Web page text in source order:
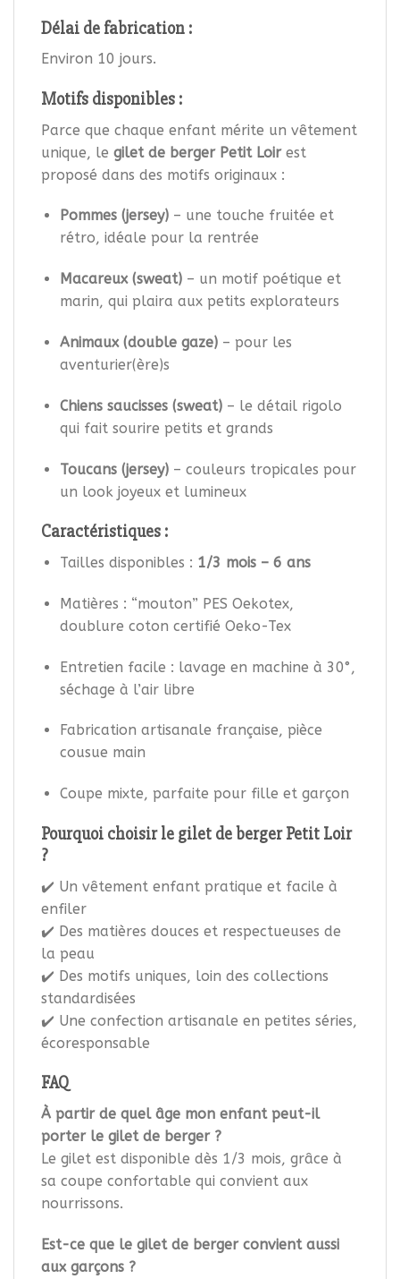
Délai de fabrication :
Environ 10 jours.
Motifs disponibles :
Parce que chaque enfant mérite un vêtement
unique, le gilet de berger Petit Loirest
proposé dans des motifs originaux :
Pommes (jersey)– une touche fruitée et
rétro, idéale pour la rentrée
Macareux (sweat)– un motif poétique et
marin, qui plaira aux petits explorateurs
Animaux (double gaze) – pour les
aventurier(ère)s
Chiens saucisses (sweat)– le détail rigolo
qui fait sourire petits et grands
Toucans (jersey)– couleurs tropicales pour
un look joyeux et lumineux
Caractéristiques :
Tailles disponibles : 1/3 mois – 6 ans
Matières : “mouton” PES Oekotex,
doublure coton certifié Oeko-Tex
Entretien facile : lavage en machine à 30°,
séchage à l’air libre
Fabrication artisanale française, pièce
cousue main
Coupe mixte, parfaite pour fille et garçon
Pourquoi choisir le gilet de berger Petit Loir
?
✔️ Un vêtement enfant pratique et facile à
enfiler
✔️ Des matières douces et respectueuses de
la peau
✔️ Des motifs uniques, loin des collections
standardisées
✔️ Une confection artisanale en petites séries,
écoresponsable
FAQ
À partir de quel âge mon enfant peut-il
porter le gilet de berger ?
Le gilet est disponible dès 1/3 mois, grâce à
sa coupe confortable qui convient aux
nourrissons.
Est-ce que le gilet de berger convient aussi
aux garçons ?